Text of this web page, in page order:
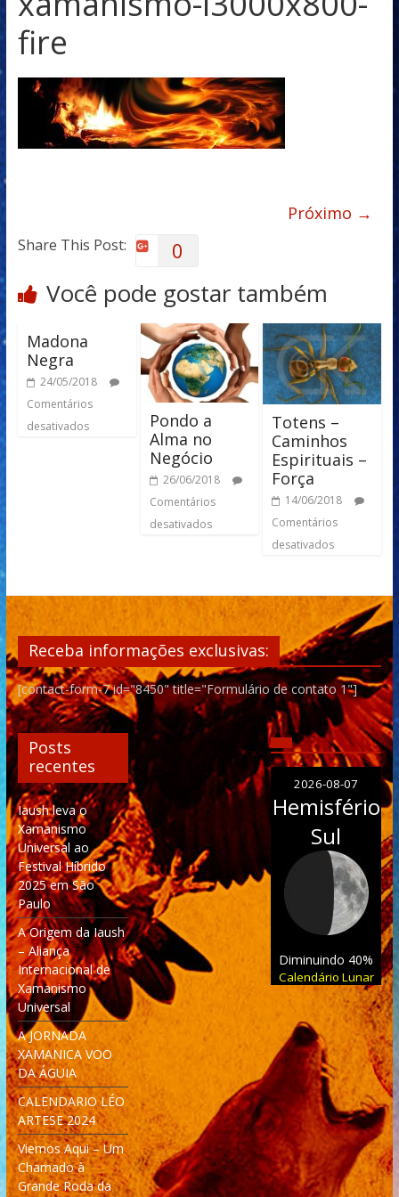
fire
Próximo →
Share This Post: 0
Você pode gostar também
Madona
Negra
24/05/2018
Comentários
desativados
Pondo a
Alma no
Negócio
26/06/2018
Comentários
desativados
Totens –
Caminhos
Espirituais –
Força
14/06/2018
Comentários
desativados
Receba informações exclusivas:
[contact-form-7 id="8450" title="Formulário de contato 1"]
Posts
recentes
Iaush leva o
Xamanismo
Universal ao
Festival Híbrido
2025 em São
Paulo
A Origem da Iaush
– Aliança
Internacional de
Xamanismo
Universal
A JORNADA
XAMANICA VOO
DA ÁGUIA
CALENDARIO LÉO
ARTESE 2024
Viemos Aqui – Um
Chamado à
Grande Roda da
2026-08-07
Hemisfério
Sul
Diminuindo 40%
Calendário Lunar